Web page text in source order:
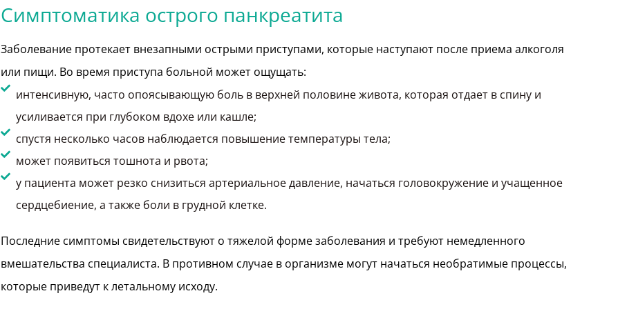
Симптоматика острого панкреатита
Заболевание протекает внезапными острыми приступами, которые наступают после приема алкоголя
или пищи. Во время приступа больной может ощущать:
интенсивную, часто опоясывающую боль в верхней половине живота, которая отдает в спину и
усиливается при глубоком вдохе или кашле;
спустя несколько часов наблюдается повышение температуры тела;
может появиться тошнота и рвота;
у пациента может резко снизиться артериальное давление, начаться головокружение и учащенное
сердцебиение, а также боли в грудной клетке.
Последние симптомы свидетельствуют о тяжелой форме заболевания и требуют немедленного
вмешательства специалиста. В противном случае в организме могут начаться необратимые процессы,
которые приведут к летальному исходу.